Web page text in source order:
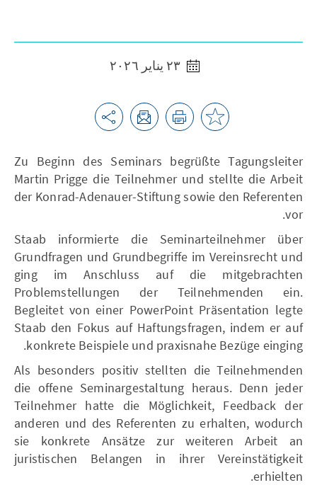
Zu Beginn des Seminars begrüßte Tagungsleiter
Martin Prigge die Teilnehmer und stellte die Arbeit
der Konrad-Adenauer-Stiftung sowie den Referenten
vor.
Staab informierte die Seminarteilnehmer über
Grundfragen und Grundbegriffe im Vereinsrecht und
ging im Anschluss auf die mitgebrachten
Problemstellungen der Teilnehmenden ein.
Begleitet von einer PowerPoint Präsentation legte
Staab den Fokus auf Haftungsfragen, indem er auf
konkrete Beispiele und praxisnahe Bezüge einging.
Als besonders positiv stellten die Teilnehmenden
die offene Seminargestaltung heraus. Denn jeder
Teilnehmer hatte die Möglichkeit, Feedback der
anderen und des Referenten zu erhalten, wodurch
sie konkrete Ansätze zur weiteren Arbeit an
juristischen Belangen in ihrer Vereinstätigkeit
erhielten.